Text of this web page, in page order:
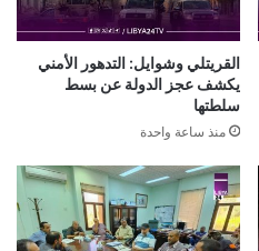
القريتلي وشوايل: التدهور الأمني
يكشف عجز الدولة عن بسط
سلطتها
منذ ساعة واحدة